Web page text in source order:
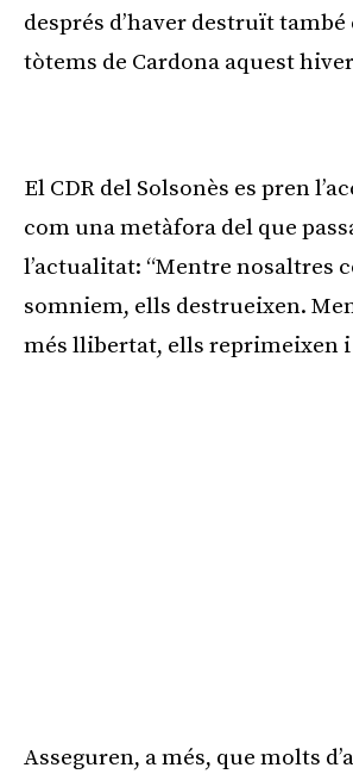
després d’haver destruït
tòtems de Cardona aquest
El CDR del Solsonès es pren
com una metàfora del que
l’actualitat: “Mentre nosaltres
somniem, ells destrueixen.
més llibertat, ells reprimeixen i
Asseguren, a més, que molts